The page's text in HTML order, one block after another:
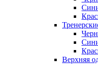
Верхняя